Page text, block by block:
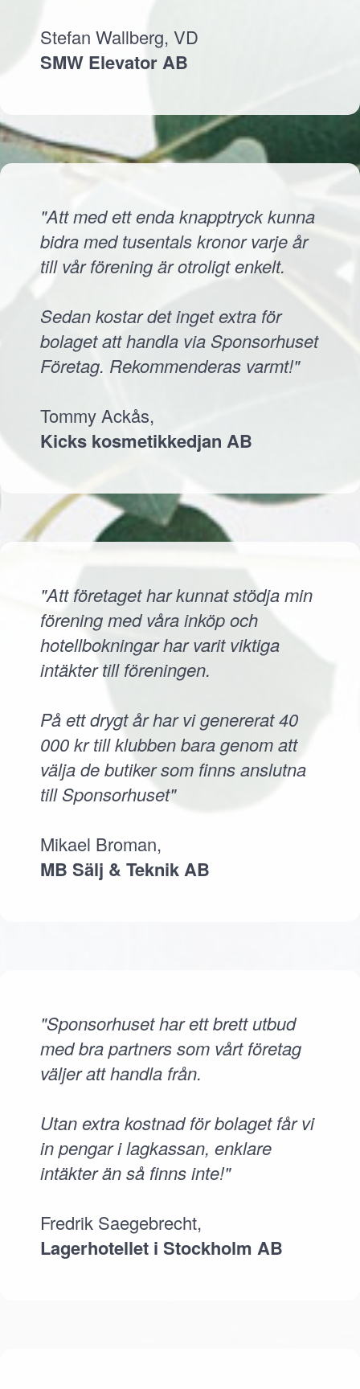
Stefan Wallberg, VD
SMW Elevator AB
"Att med ett enda knapptryck kunna
bidra med tusentals kronor varje år
till vår förening är otroligt enkelt.
Sedan kostar det inget extra för
bolaget att handla via Sponsorhuset
Företag. Rekommenderas varmt!"
Tommy Ackås,
Kicks kosmetikkedjan AB
"Att företaget har kunnat stödja min
förening med våra inköp och
hotellbokningar har varit viktiga
intäkter till föreningen.
På ett drygt år har vi genererat 40
000 kr till klubben bara genom att
välja de butiker som finns anslutna
till Sponsorhuset"
Mikael Broman,
MB Sälj & Teknik AB
"Sponsorhuset har ett brett utbud
med bra partners som vårt företag
väljer att handla från.
Utan extra kostnad för bolaget får vi
in pengar i lagkassan, enklare
intäkter än så finns inte!"
Fredrik Saegebrecht,
Lagerhotellet i Stockholm AB